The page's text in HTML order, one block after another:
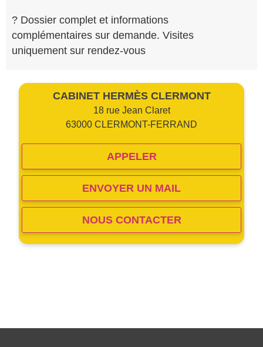
? Dossier complet et informations
complémentaires sur demande. Visites
uniquement sur rendez-vous
CABINET HERMÈS CLERMONT
18 rue Jean Claret
63000 CLERMONT-FERRAND
APPELER
ENVOYER UN MAIL
NOUS CONTACTER